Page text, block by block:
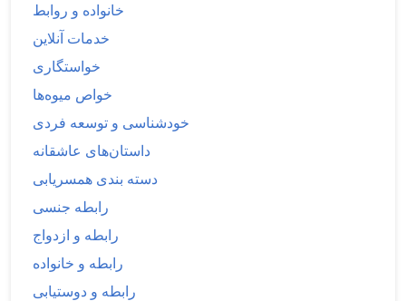
خانواده و روابط
خدمات آنلاین
خواستگاری
خواص میوه‌ها
خودشناسی و توسعه فردی
داستان‌های عاشقانه
دسته بندی همسریابی
رابطه جنسی
رابطه و ازدواج
رابطه و خانواده
رابطه و دوستیابی